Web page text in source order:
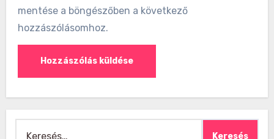
mentése a böngészőben a következő
hozzászólásomhoz.